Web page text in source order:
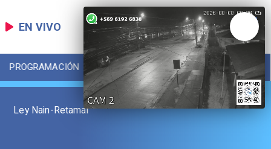
EN VIVO
PROGRAMACIÓN LOCAL DEPORTES
Ley Nain-Retamal